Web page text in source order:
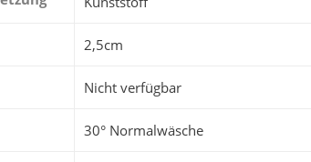
2,5cm
Nicht verfügbar
30° Normalwäsche